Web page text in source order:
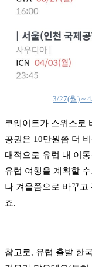
3/27(월) ~
쿠웨이트가 스위스로
공권은 10만원쯤 더
대적으로 유럽 내 이
유럽 여행을 계획할
나 겨울쯤으로 바꾸고
죠.
참고로, 유럽 출발 한